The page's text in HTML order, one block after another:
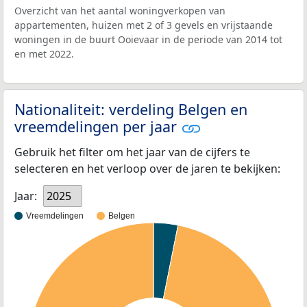
Overzicht van het aantal woningverkopen van
appartementen, huizen met 2 of 3 gevels en vrijstaande
woningen in de buurt Ooievaar in de periode van 2014 tot
en met 2022.
Nationaliteit: verdeling Belgen en
vreemdelingen per jaar
Gebruik het filter om het jaar van de cijfers te
selecteren en het verloop over de jaren te bekijken:
Jaar:
2025
Vreemdelingen Belgen